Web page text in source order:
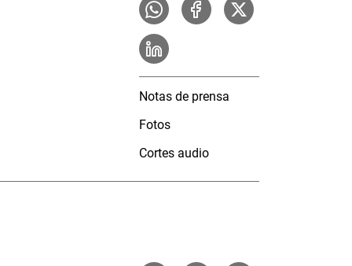
Notas de prensa
Fotos
Cortes audio